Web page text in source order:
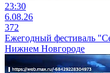
23:30
6.08.26
372
Ежегодный фестиваль
Нижнем Новгороде